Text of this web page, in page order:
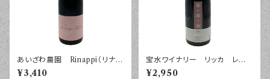
あいざわ農園 Rinappi（リナッ
ピ） ２０２５年 ７５０ｍｌ
¥3,410
宝水ワイナリー リッカ レゲ
ント ２０２５年 ７５０ｍｌ
¥2,950